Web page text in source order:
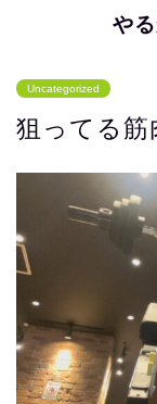
や
Uncategorized
狙ってる筋